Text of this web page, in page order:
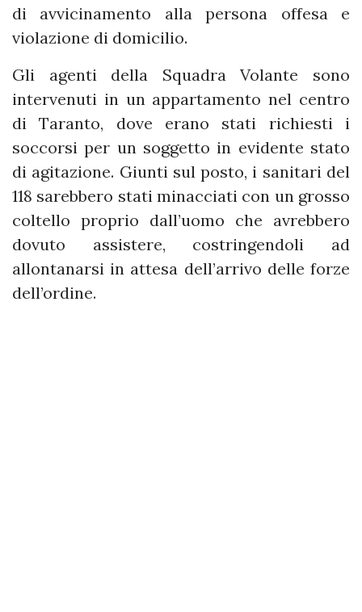
di avvicinamento alla persona offesa e
violazione di domicilio.
Gli agenti della Squadra Volante sono
intervenuti in un appartamento nel centro
di Taranto, dove erano stati richiesti i
soccorsi per un soggetto in evidente stato
di agitazione. Giunti sul posto, i sanitari del
118 sarebbero stati minacciati con un grosso
coltello proprio dall’uomo che avrebbero
dovuto assistere, costringendoli ad
allontanarsi in attesa dell’arrivo delle forze
dell’ordine.